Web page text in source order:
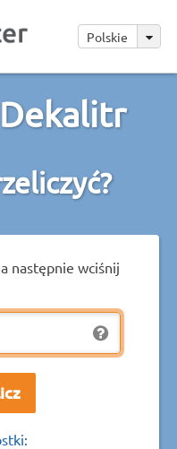
Polskie
następnie wciśnij